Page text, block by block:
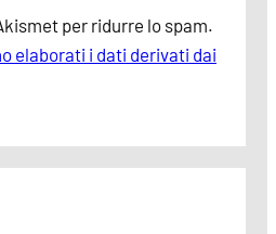
per ridurre lo spam.
elaborati i dati derivati dai